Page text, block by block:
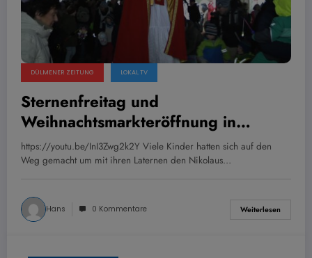
DÜLMENER ZEITUNG LOKAL TV
Sternenfreitag und
Weihnachtsmarkteröffnung in
Dülmen
https://youtu.be/InI3Zwg2k2Y Viele Kinder hatten sich auf den
Weg gemacht um mit ihren Laternen den Nikolaus…
Hans 0 Kommentare Weiterlesen